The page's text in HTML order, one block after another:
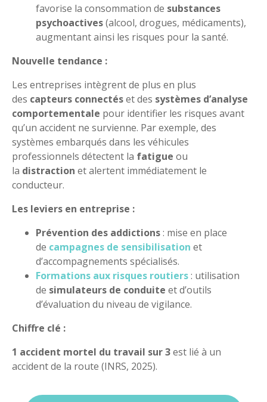
favorise la consommation de substances
psychoactives(alcool, drogues, médicaments),
augmentant ainsi les risques pour la santé.
Nouvelle tendance :
Les entreprises intègrent de plus en plus
des capteurs connectéset des systèmes d’analyse
comportementale pour identifier les risques avant
qu’un accident ne survienne. Par exemple, des
systèmes embarqués dans les véhicules
professionnels détectent la fatigue ou
la distraction et alertent immédiatement le
conducteur.
Les leviers en entreprise :
Prévention des addictions: mise en place
de campagnes de sensibilisation et
d’accompagnements spécialisés.
Formations aux risques routiers: utilisation
de simulateurs de conduite et d’outils
d’évaluation du niveau de vigilance.
Chiffre clé :
1 accident mortel du travail sur 3est lié à un
accident de la route (INRS, 2025).